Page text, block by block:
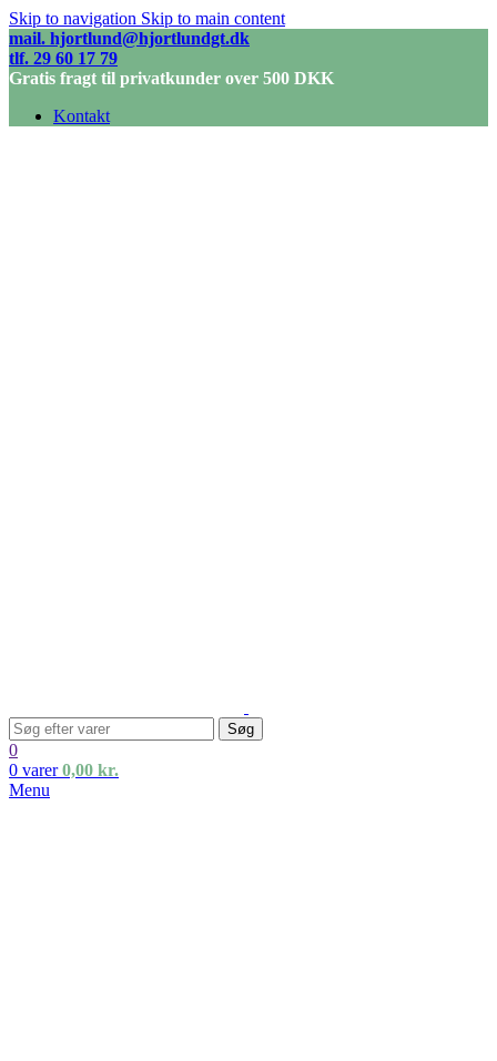
Skip to navigation Skip to main content
mail. hjortlund@hjortlundgt.dk
tlf. 29 60 17 79
Gratis fragt til privatkunder over 500 DKK
Kontakt
Søg
0
0 varer 0,00 kr.
Menu